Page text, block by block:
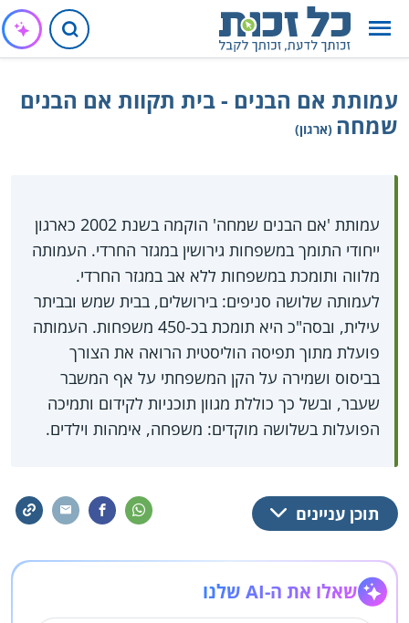
עמותת אם הבנים - בית תקוות אם הבנים
שמחה (ארגון)
עמותת 'אם הבנים שמחה' הוקמה בשנת 2002 כארגון
ייחודי התומך במשפחות גירושין במגזר החרדי. העמותה
מלווה ותומכת במשפחות ללא אב במגזר החרדי.
לעמותה שלושה סניפים: בירושלים, בבית שמש ובביתר
עילית, ובסה"כ היא תומכת בכ-450 משפחות. העמותה
פועלת מתוך תפיסה הוליסטית הרואה את הצורך
בביסוס ושמירה על הקן המשפחתי על אף המשבר
שעבר, ובשל כך כוללת מגוון תוכניות לקידום ותמיכה
הפועלות בשלושה מוקדים: משפחה, אימהות וילדים.
תוכן עניינים
שאלו את ה-AI שלנו